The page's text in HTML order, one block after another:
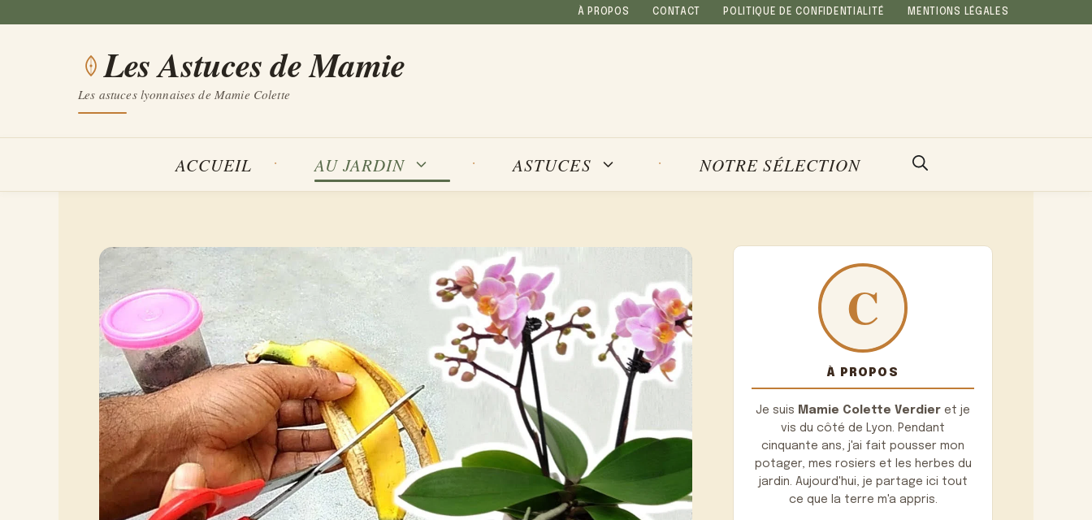
À PROPOS CONTACT POLITIQUE DE CONFIDENTIALITÉ MENTIONS LÉGALES
Les Astuces de Mamie
Les astuces lyonnaises de Mamie Colette
ACCUEIL AU JARDIN ASTUCES NOTRE SÉLECTION
À PROPOS
Je suis Mamie Colette Verdier et je
vis du côté de Lyon. Pendant
cinquante ans, j'ai fait pousser mon
potager, mes rosiers et les herbes du
jardin. Aujourd'hui, je partage ici tout
ce que la terre m'a appris.